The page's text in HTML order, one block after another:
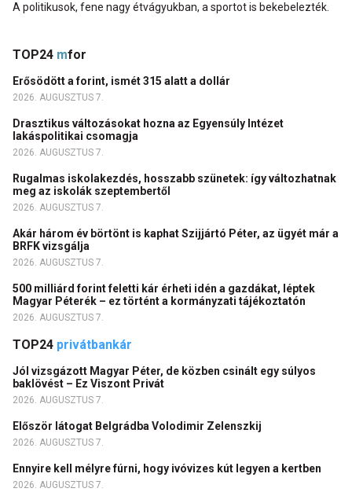
A politikusok, fene nagy étvágyukban, a sportot is bekebelezték.
TOP24 mfor
Erősödött a forint, ismét 315 alatt a dollár
2026. AUGUSZTUS 7.
Drasztikus változásokat hozna az Egyensúly Intézet
lakáspolitikai csomagja
2026. AUGUSZTUS 7.
Rugalmas iskolakezdés, hosszabb szünetek: így változhatnak
meg az iskolák szeptembertől
2026. AUGUSZTUS 7.
Akár három év börtönt is kaphat Szijjártó Péter, az ügyét már a
BRFK vizsgálja
2026. AUGUSZTUS 7.
500 milliárd forint feletti kár érheti idén a gazdákat, léptek
Magyar Péterék – ez történt a kormányzati tájékoztatón
2026. AUGUSZTUS 7.
TOP24 privátbankár
Jól vizsgázott Magyar Péter, de közben csinált egy súlyos
baklövést – Ez Viszont Privát
2026. AUGUSZTUS 7.
Először látogat Belgrádba Volodimir Zelenszkij
2026. AUGUSZTUS 7.
Ennyire kell mélyre fúrni, hogy ivóvizes kút legyen a kertben
2026. AUGUSZTUS 7.